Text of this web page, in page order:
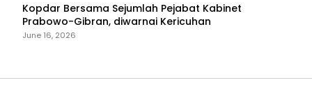
Kopdar Bersama Sejumlah Pejabat Kabinet
Prabowo-Gibran, diwarnai Kericuhan
June 16, 2026